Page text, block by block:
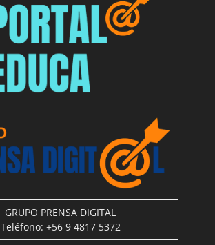
GRUPO PRENSA DIGITAL
Teléfono: +56 9 4817 5372